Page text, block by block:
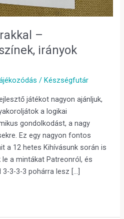
–
irányok
/Készségfutár
játékot nagyon ajánljuk,
a logikai
gondolkodást, a nagy
Ez egy nagyon fontos
a 12 hetes Kihívásunk során is
a mintákat Patreonról, és
3-3-3-3 pohárra lesz […]